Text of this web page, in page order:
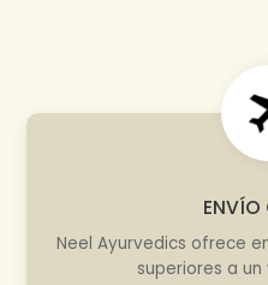
ENVÍO
Neel Ayurvedics ofrece
superiores a